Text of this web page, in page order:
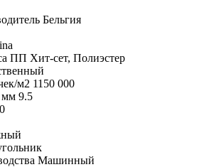
Бельгия
ПП Хит-сет, Полиэстер
м2 1150 000
мм 9.5
Машинный